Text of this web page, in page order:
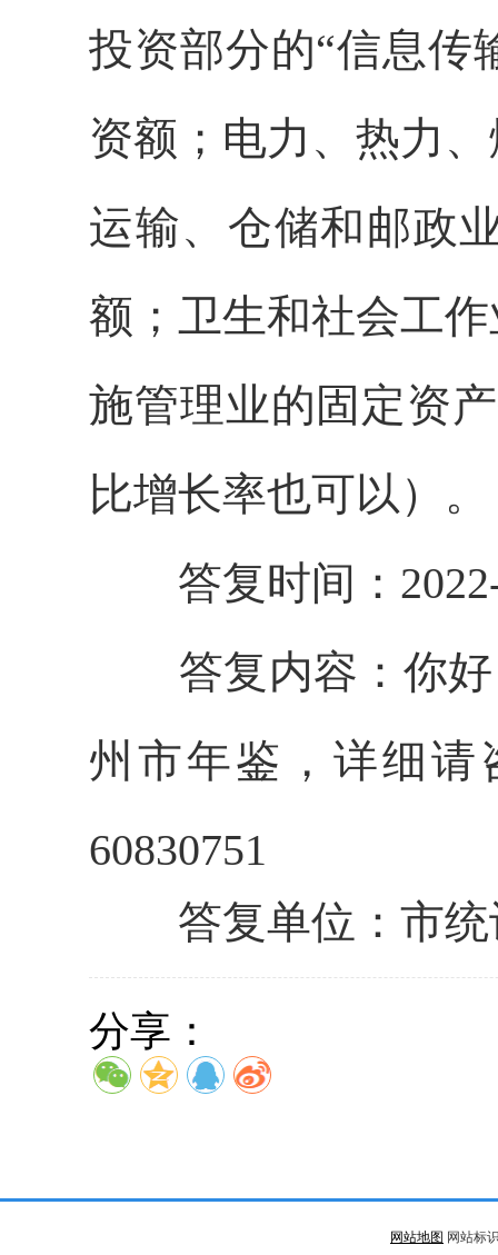
投资部分的“信息传
资额；电力、热力
运输、仓储和邮政
额；卫生和社会工
施管理业的固定资
比增长率也可以）。
答复时间：2022-
答复内容： 你
州市年鉴，详细请
60830751
答复单位：市统
分享：
网站地图 网站标